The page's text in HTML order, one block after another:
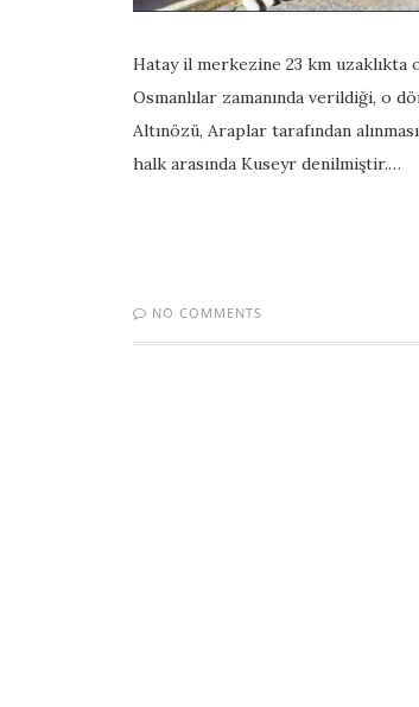
Hatay il merkezine 23 km uzaklıkta
Osmanlılar zamanında verildiği, o
Altınözü, Araplar tarafından
halk arasında Kuseyr denilmiştir.…
NO COMMENTS